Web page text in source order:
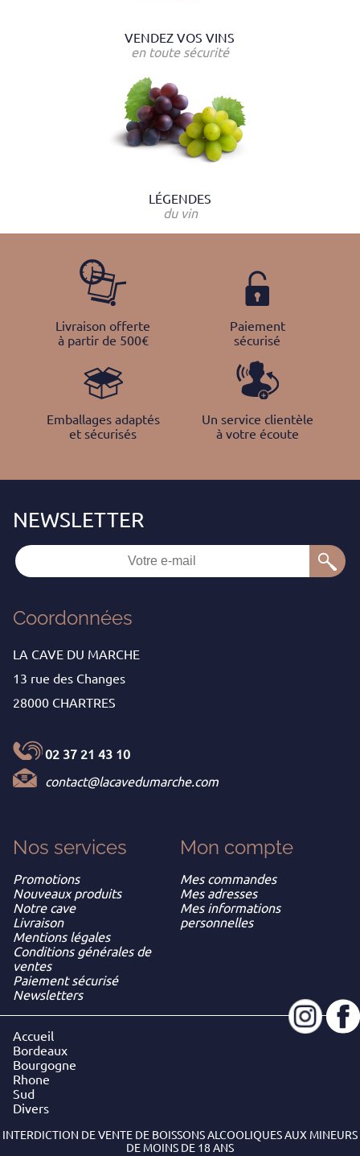
VENDEZ VOS VINS
en toute sécurité
LÉGENDES
du vin
Livraison offerte
à partir de 500€
Paiement
sécurisé
Emballages adaptés
et sécurisés
Un service clientèle
à votre écoute
Coordonnées
LA CAVE DU MARCHE
13 rue des Changes
28000 CHARTRES
02 37 21 43 10
contact@lacavedumarche.com
Nos services
Promotions
Nouveaux produits
Notre cave
Livraison
Mentions légales
Conditions générales de
ventes
Paiement sécurisé
Newsletters
Mon compte
Mes commandes
Mes adresses
Mes informations
personnelles
Accueil
Bordeaux
Bourgogne
Rhone
Sud
Divers
INTERDICTION DE VENTE DE BOISSONS ALCOOLIQUES AUX MINEURS
DE MOINS DE 18 ANS